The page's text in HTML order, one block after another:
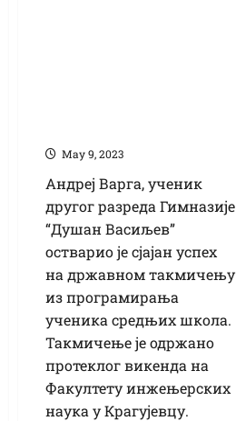
Маy 9, 2023
Андреј Варга, ученик
другог разреда Гимназије
“Душан Васиљев”
остварио је сјајан успех
на државном такмичењу
из програмирања
ученика средњих школа.
Такмичење је одржано
протеклог викенда на
Факултету инжењерских
наука у Крагујевцу.